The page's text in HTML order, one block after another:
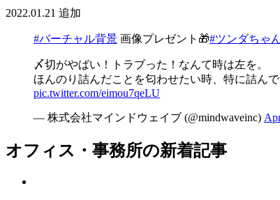
2022.01.21 追加
#バーチャル背景 画像プレゼント🎁#ツンダちゃ
〆切がやばい！トラブった！なんて時は左を。
ほんのり詰んだことを匂わせたい時、特に詰ん
pic.twitter.com/eimou7qeLU
— 株式会社マインドウェイブ (@mindwaveinc)
オフィス・事務所の新着記事